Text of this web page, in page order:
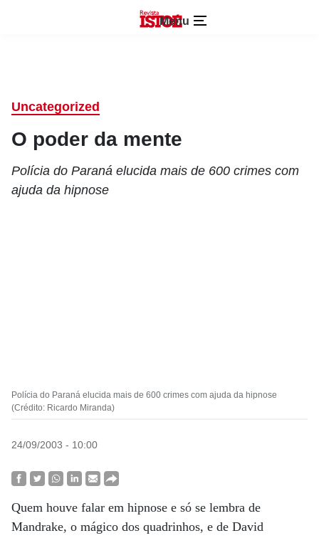
Menu
Uncategorized
O poder da mente
Polícia do Paraná elucida mais de 600 crimes com
ajuda da hipnose
Polícia do Paraná elucida mais de 600 crimes com ajuda da hipnose
(Crédito: Ricardo Miranda)
24/09/2003 - 10:00
Quem houve falar em hipnose e só se lembra de
Mandrake, o mágico dos quadrinhos, e de David